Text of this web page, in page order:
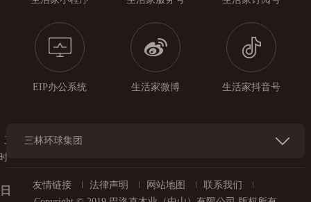
工
EIP办公系统 生活家微博 生活家抖音号
三林环球集团
友情链接 法律声明 网站地图
联系我们